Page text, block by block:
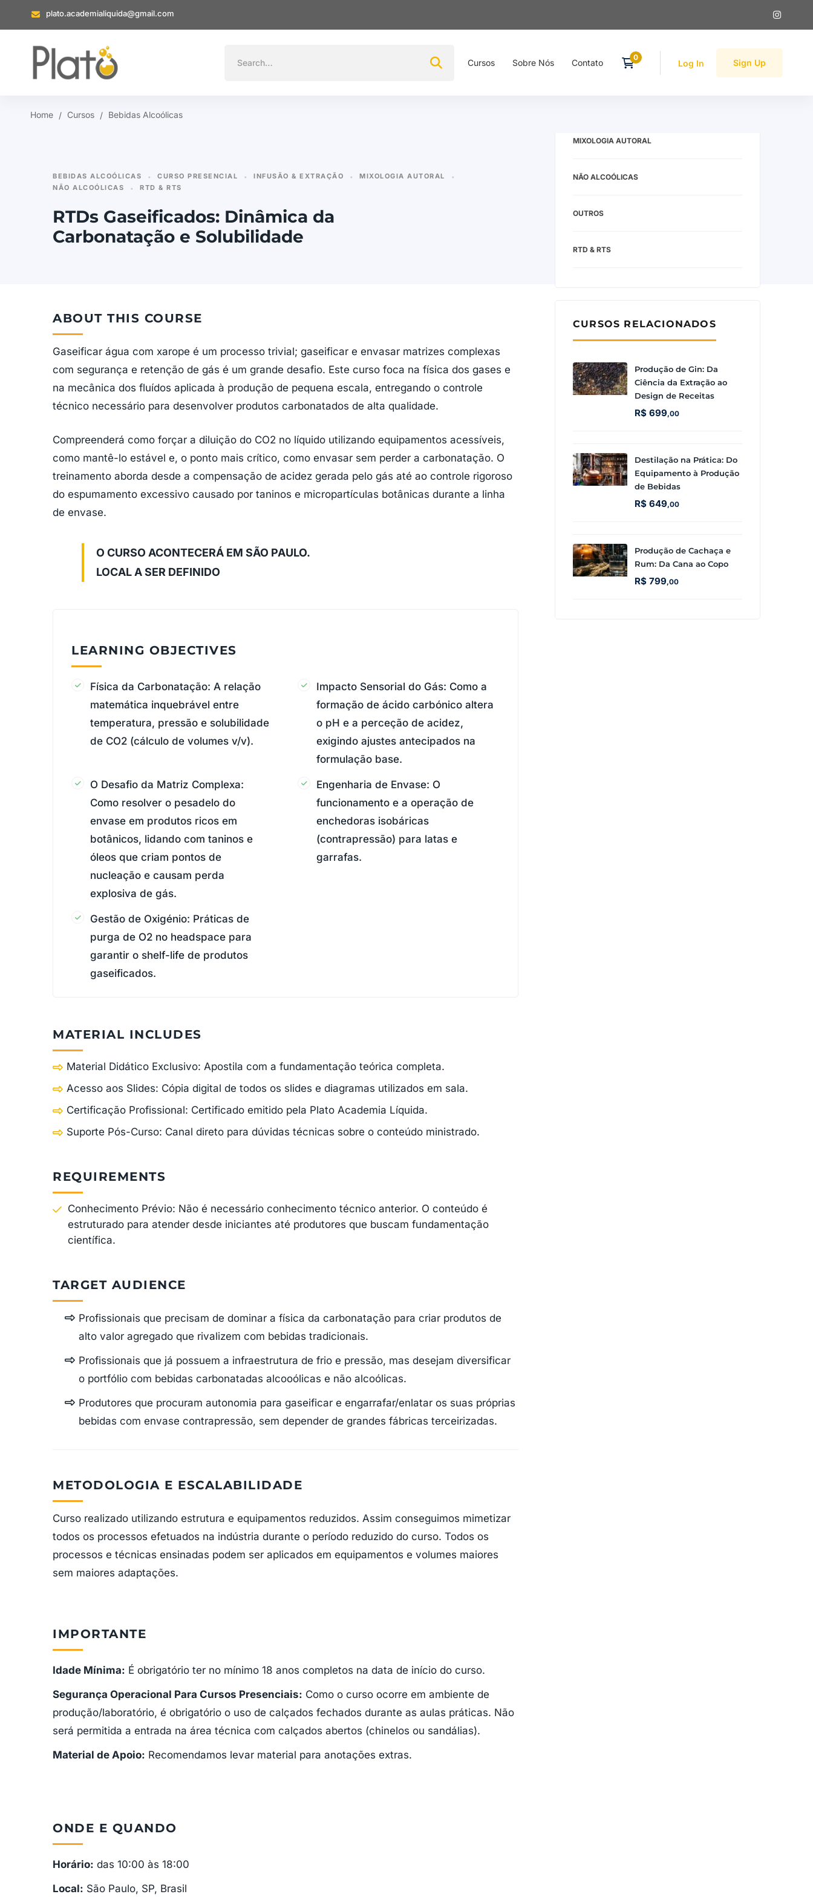
plato.academialiquida@gmail.com
Cursos Sobre Nós Contato Log In Sign Up
Home Cursos Bebidas Alcoólicas
BEBIDAS ALCOÓLICAS • CURSO PRESENCIAL • INFUSÃO & EXTRAÇÃO • MIXOLOGIA AUTORAL •
NÃO ALCOÓLICAS • RTD & RTS
RTDs Gaseificados: Dinâmica da
Carbonatação e Solubilidade
ABOUT THIS COURSE
Gaseificar água com xarope é um processo trivial; gaseificar e envasar matrizes complexas
com segurança e retenção de gás é um grande desafio. Este curso foca na física dos gases e
na mecânica dos fluídos aplicada à produção de pequena escala, entregando o controle
técnico necessário para desenvolver produtos carbonatados de alta qualidade.
Compreenderá como forçar a diluição do CO2 no líquido utilizando equipamentos acessíveis,
como mantê-lo estável e, o ponto mais crítico, como envasar sem perder a carbonatação. O
treinamento aborda desde a compensação de acidez gerada pelo gás até ao controle rigoroso
do espumamento excessivo causado por taninos e micropartículas botânicas durante a linha
de envase.
O CURSO ACONTECERÁ EM SÃO PAULO.
LOCAL A SER DEFINIDO
LEARNING OBJECTIVES
Física da Carbonatação: A relação
matemática inquebrável entre
temperatura, pressão e solubilidade
de CO2 (cálculo de volumes v/v).
Impacto Sensorial do Gás: Como a
formação de ácido carbónico altera
o pH e a perceção de acidez,
exigindo ajustes antecipados na
formulação base.
O Desafio da Matriz Complexa:
Como resolver o pesadelo do
envase em produtos ricos em
botânicos, lidando com taninos e
óleos que criam pontos de
nucleação e causam perda
explosiva de gás.
Engenharia de Envase: O
funcionamento e a operação de
enchedoras isobáricas
(contrapressão) para latas e
garrafas.
Gestão de Oxigénio: Práticas de
purga de O2 no headspace para
garantir o shelf-life de produtos
gaseificados.
MATERIAL INCLUDES
Material Didático Exclusivo: Apostila com a fundamentação teórica completa.
Acesso aos Slides: Cópia digital de todos os slides e diagramas utilizados em sala.
Certificação Profissional: Certificado emitido pela Plato Academia Líquida.
Suporte Pós-Curso: Canal direto para dúvidas técnicas sobre o conteúdo ministrado.
REQUIREMENTS
Conhecimento Prévio: Não é necessário conhecimento técnico anterior. O conteúdo é
estruturado para atender desde iniciantes até produtores que buscam fundamentação
científica.
TARGET AUDIENCE
Profissionais que precisam de dominar a física da carbonatação para criar produtos de
alto valor agregado que rivalizem com bebidas tradicionais.
Profissionais que já possuem a infraestrutura de frio e pressão, mas desejam diversificar
o portfólio com bebidas carbonatadas alcooólicas e não alcoólicas.
Produtores que procuram autonomia para gaseificar e engarrafar/enlatar os suas próprias
bebidas com envase contrapressão, sem depender de grandes fábricas terceirizadas.
METODOLOGIA E ESCALABILIDADE
Curso realizado utilizando estrutura e equipamentos reduzidos. Assim conseguimos mimetizar
todos os processos efetuados na indústria durante o período reduzido do curso. Todos os
processos e técnicas ensinadas podem ser aplicados em equipamentos e volumes maiores
sem maiores adaptações.
IMPORTANTE
Idade Mínima: É obrigatório ter no mínimo 18 anos completos na data de início do curso.
Segurança Operacional Para Cursos Presenciais: Como o curso ocorre em ambiente de
produção/laboratório, é obrigatório o uso de calçados fechados durante as aulas práticas. Não
será permitida a entrada na área técnica com calçados abertos (chinelos ou sandálias).
Material de Apoio: Recomendamos levar material para anotações extras.
ONDE E QUANDO
Horário: das 10:00 às 18:00
Local: São Paulo, SP, Brasil
DESTILADOS
FERMENTADOS
MIXOLOGIA AUTORAL
NÃO ALCOÓLICAS
OUTROS
RTD & RTS
CURSOS RELACIONADOS
Produção de Gin: Da
Ciência da Extração ao
Design de Receitas
R$ 699,00
Destilação na Prática: Do
Equipamento à Produção
de Bebidas
R$ 649,00
Produção de Cachaça e
Rum: Da Cana ao Copo
R$ 799,00